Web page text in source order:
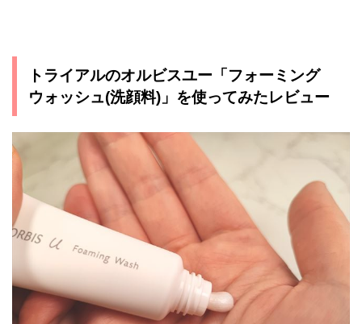
トライアルのオルビスユー「フォーミング
ウォッシュ(洗顔料)」を使ってみたレビュー